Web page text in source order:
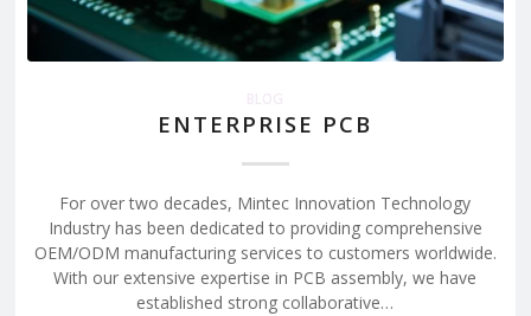
ENTERPRISE PCB
For over two decades, Mintec Innovation Technology
Industry has been dedicated to providing comprehensive
OEM/ODM manufacturing services to customers worldwide.
With our extensive expertise in PCB assembly, we have
established strong collaborative…